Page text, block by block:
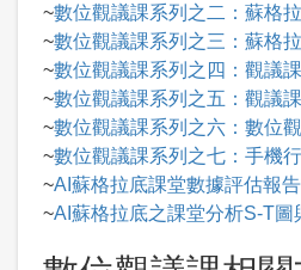
~數位觀議課系列之二：蘇格
~數位觀議課系列之三：蘇格
~數位觀議課系列之四：觀議
~數位觀議課系列之五：觀議
~數位觀議課系列之六：數位
~數位觀議課系列之七：手機
~AI蘇格拉底課堂數據評估報
~AI蘇格拉底之課堂分析S-T圖